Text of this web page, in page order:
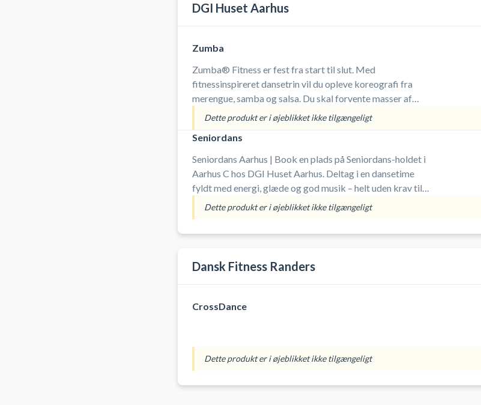
DGI Huset Aarhus
Zumba
Zumba® Fitness er fest fra start til slut. Med
fitnessinspireret dansetrin vil du opleve koreografi fra
merengue, samba og salsa. Du skal forvente masser af
sved på panden, men til gengæld med masser
Dette produkt er i øjeblikket ikke tilgængeligt
Seniordans
Seniordans Aarhus | Book en plads på Seniordans-holdet i
Aarhus C hos DGI Huset Aarhus. Deltag i en dansetime
fyldt med energi, glæde og god musik – helt uden krav til
danseerfaring. Her handler det om at bevæge sig, have det
sjovt og få pulsen op i fællesskab med andre. Perfekt til
dig, der elsker motion med smil på læben.
Dette produkt er i øjeblikket ikke tilgængeligt
Dansk Fitness Randers
CrossDance
Dette produkt er i øjeblikket ikke tilgængeligt